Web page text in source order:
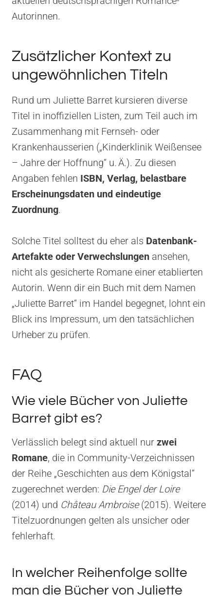
Autorinnen.
Zusätzlicher Kontext zu
ungewöhnlichen Titeln
Rund um Juliette Barret kursieren diverse
Titel in inoffiziellen Listen, zum Teil auch im
Zusammenhang mit Fernseh- oder
Krankenhausserien („Kinderklinik Weißensee
– Jahre der Hoffnung“ u. Ä.). Zu diesen
Angaben fehlen ISBN, Verlag, belastbare
Erscheinungsdaten und eindeutige
Zuordnung.
Solche Titel solltest du eher als Datenbank-
Artefakte oder Verwechslungen ansehen,
nicht als gesicherte Romane einer etablierten
Autorin. Wenn dir ein Buch mit dem Namen
„Juliette Barret“ im Handel begegnet, lohnt ein
Blick ins Impressum, um den tatsächlichen
Urheber zu prüfen.
FAQ
Wie viele Bücher von Juliette
Barret gibt es?
Verlässlich belegt sind aktuell nur zwei
Romane, die in Community-Verzeichnissen
der Reihe „Geschichten aus dem Königstal“
zugerechnet werden: Die Engel der Loire
(2014) und Château Ambroise(2015). Weitere
Titelzuordnungen gelten als unsicher oder
fehlerhaft.
In welcher Reihenfolge sollte
man die Bücher von Juliette